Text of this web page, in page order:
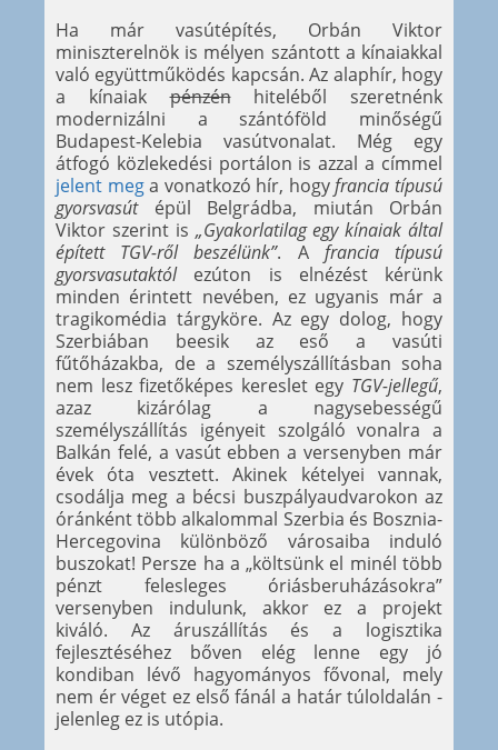
Ha már vasútépítés, Orbán Viktor
miniszterelnök is mélyen szántott a kínaiakkal
való együttműködés kapcsán. Az alaphír, hogy
a kínaiakpénzénhiteléből szeretnénk
modernizálni a szántóföld minőségű
Budapest-Kelebia vasútvonalat. Még egy
átfogó közlekedési portálon is azzal a címmel
jelent mega vonatkozó hír, hogyfrancia típusú
gyorsvasútépül Belgrádba, miután Orbán
Viktor szerint is„Gyakorlatilag egy kínaiak által
épített TGV-ről beszélünk”. A francia típusú
gyorsvasutaktólezúton is elnézést kérünk
minden érintett nevében, ez ugyanis már a
tragikomédia tárgyköre. Az egy dolog, hogy
Szerbiában beesik az eső a vasúti
fűtőházakba, de a személyszállításban soha
nem lesz fizetőképes kereslet egy TGV-jellegű,
azaz kizárólag a nagysebességű
személyszállítás igényeit szolgáló vonalra a
Balkán felé, a vasút ebben a versenyben már
évek óta vesztett. Akinek kételyei vannak,
csodálja meg a bécsi buszpályaudvarokon az
óránként több alkalommal Szerbia és Bosznia-
Hercegovina különböző városaiba induló
buszokat! Persze ha a „költsünk el minél több
pénzt felesleges óriásberuházásokra”
versenyben indulunk, akkor ez a projekt
kiváló. Az áruszállítás és a logisztika
fejlesztéséhez bőven elég lenne egy jó
kondiban lévő hagyományos fővonal, mely
nem ér véget ez első fánál a határ túloldalán -
jelenleg ez is utópia.